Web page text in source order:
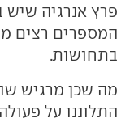
פרץ אנרגיה שיש
המספרים רצים
בתחושות.
מה שכן מרגיש
התלוננו על